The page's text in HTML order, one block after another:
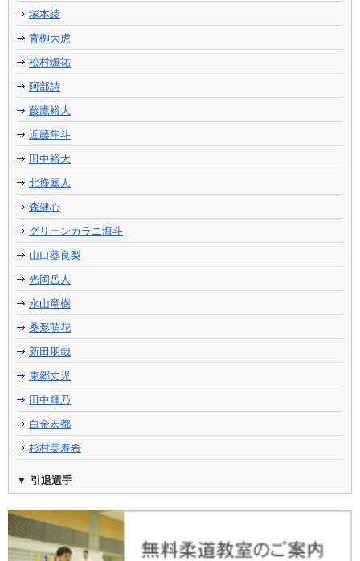
塚本綾
青栁大虎
松村颯祐
阿部詩
藤鷹裕大
近藤隼斗
田中裕大
北條嘉人
森健心
グリーンカラニ海斗
山口葵良梨
光岡岳人
永山竜樹
桑形萌花
新田朋哉
東郷丈児
田中輝乃
白金宏都
杉村美寿希
引退選手